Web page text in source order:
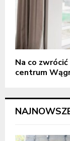
Na co
centrum